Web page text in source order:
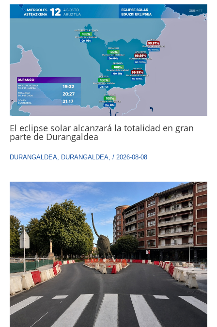
El eclipse solar alcanzará la totalidad en gran
parte de Durangaldea
DURANGALDEA DURANGALDEA / 2026-08-08